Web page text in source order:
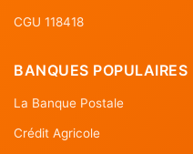
CGU 118418
BANQUES POPULAIRES
La Banque Postale
Crédit Agricole